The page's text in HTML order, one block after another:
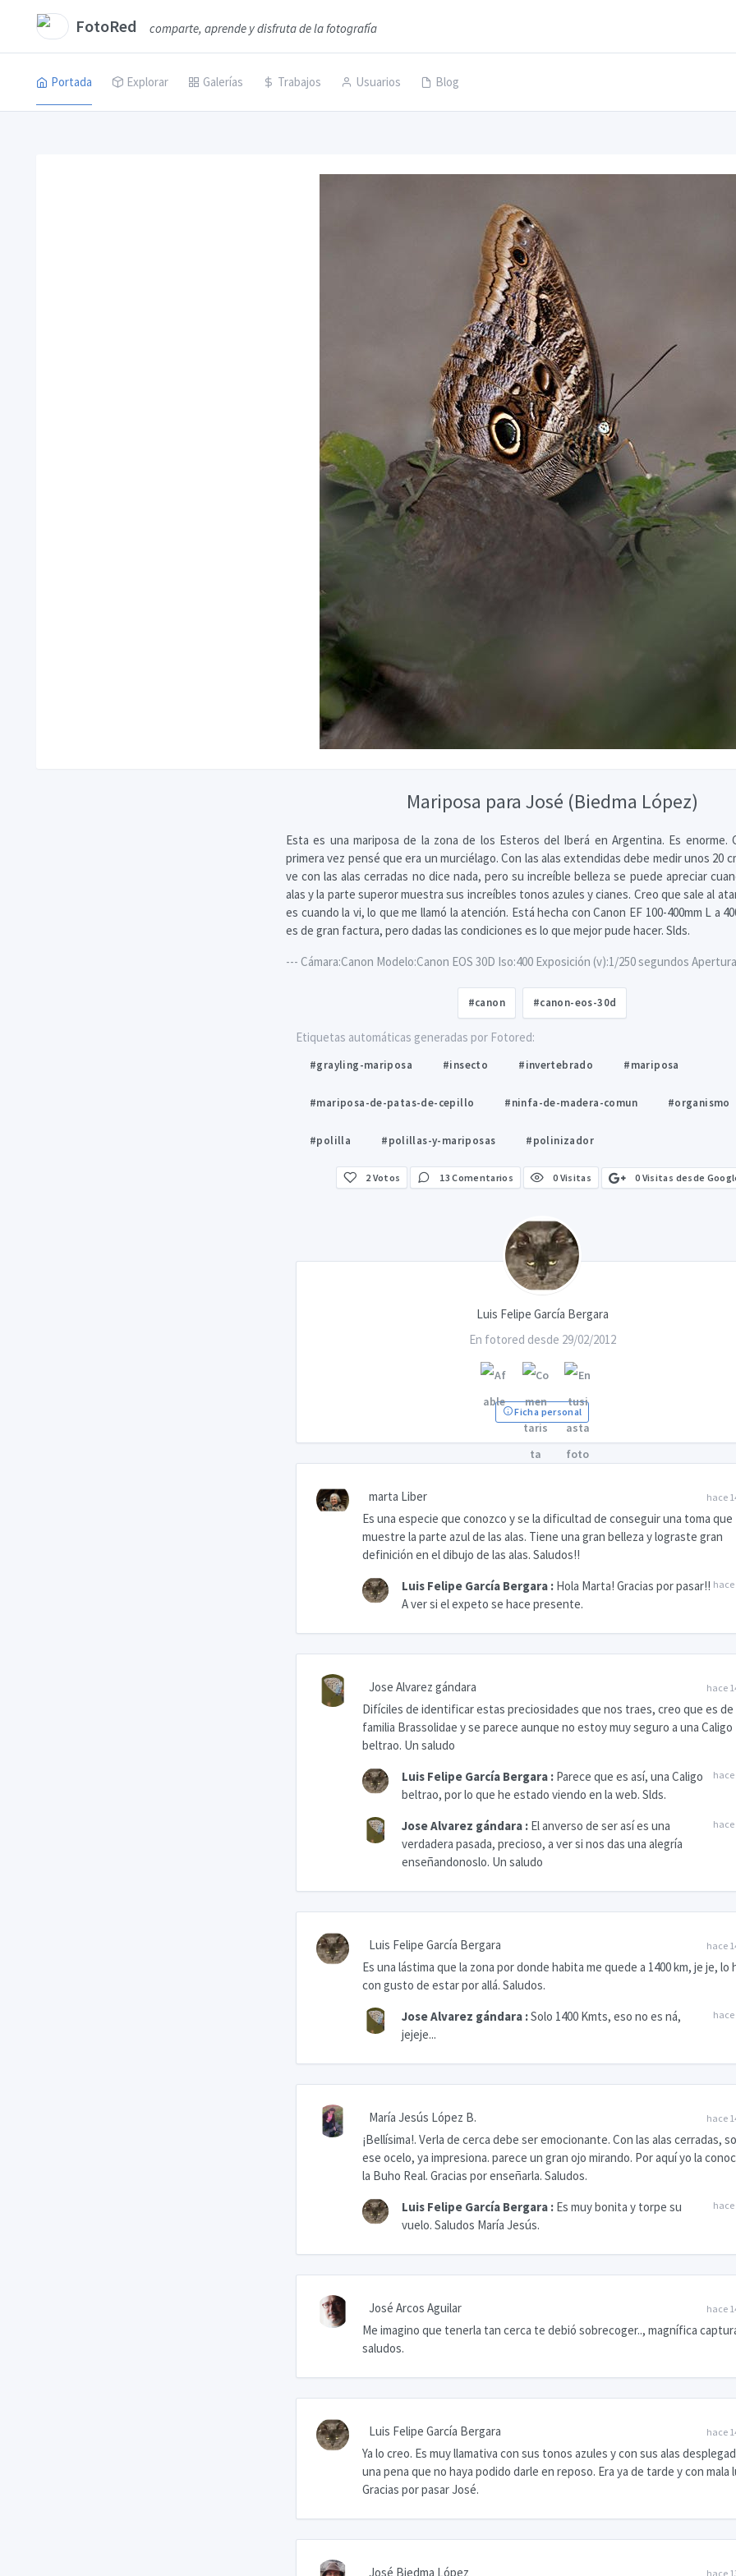
FotoRed comparte, aprende y disfruta de la fotografía
Portada Explorar Galerías Trabajos Usuarios Blog
Mariposa para José (Biedma López)
Esta es una mariposa de la zona de los Esteros del Iberá en Argentina. Es enorme.
primera vez pensé que era un murciélago. Con las alas extendidas debe medir unos 20
ve con las alas cerradas no dice nada, pero su increíble belleza se puede apreciar
alas y la parte superor muestra sus increíbles tonos azules y cianes. Creo que sale al
es cuando la vi, lo que me llamó la atención. Está hecha con Canon EF 100-400mm L a
es de gran factura, pero dadas las condiciones es lo que mejor pude hacer. Slds.
--- Cámara:Canon Modelo:Canon EOS 30D Iso:400 Exposición (v):1/250 segundos
#canon #canon-eos-30d
Etiquetas automáticas generadas por Fotored:
#grayling-mariposa #insecto #invertebrado #mariposa
#mariposa-de-patas-de-cepillo #ninfa-de-madera-comun #organismo
#polilla #polillas-y-mariposas #polinizador
2 Votos 13 Comentarios 0 Visitas 0 Visitas desde
Luis Felipe García Bergara
En fotored desde 29/02/2012
Ficha personal
hace
marta Liber
Es una especie que conozco y se la dificultad de conseguir una toma que
muestre la parte azul de las alas. Tiene una gran belleza y lograste gran
definición en el dibujo de las alas. Saludos!!
Luis Felipe García Bergara : hace
Hola Marta! Gracias por pasar!!
A ver si el expeto se hace presente.
hace
Jose Alvarez gándara
Difíciles de identificar estas preciosidades que nos traes, creo que es de
familia Brassolidae y se parece aunque no estoy muy seguro a una Caligo
beltrao. Un saludo
Luis Felipe García Bergara : hace
Parece que es así, una Caligo
beltrao, por lo que he estado viendo en la web. Slds.
Jose Alvarez gándara : hace
El anverso de ser así es una
verdadera pasada, precioso, a ver si nos das una alegría
enseñandonoslo. Un saludo
hace
Luis Felipe García Bergara
Es una lástima que la zona por donde habita me quede a 1400 km, je je, lo
con gusto de estar por allá. Saludos.
Jose Alvarez gándara : hace
Solo 1400 Kmts, eso no es ná,
jejeje...
hace
María Jesús López B.
¡Bellísima!. Verla de cerca debe ser emocionante. Con las alas cerradas,
ese ocelo, ya impresiona. parece un gran ojo mirando. Por aquí yo la
la Buho Real. Gracias por enseñarla. Saludos.
Luis Felipe García Bergara : hace
Es muy bonita y torpe su
vuelo. Saludos María Jesús.
hace
José Arcos Aguilar
Me imagino que tenerla tan cerca te debió sobrecoger.., magnífica
saludos.
hace
Luis Felipe García Bergara
Ya lo creo. Es muy llamativa con sus tonos azules y con sus alas
una pena que no haya podido darle en reposo. Era ya de tarde y con mala
Gracias por pasar José.
hace
José Biedma López